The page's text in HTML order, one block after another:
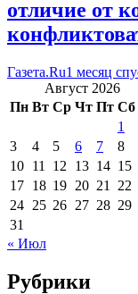
отличие от
Газета.Ru1 месяц
Август 2026
Пн Вт Ср Чт Пт Сб
1
3
4 5 6 7 8
10 11 12 13 14 15
17 18 19 20 21 22
24 25 26 27 28 29
31
« Июл
Рубрики